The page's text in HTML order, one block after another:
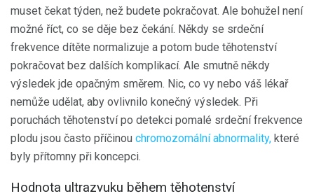
muset čekat týden, než budete pokračovat. Ale bohužel není
možné říct, co se děje bez čekání. Někdy se srdeční
frekvence dítěte normalizuje a potom bude těhotenství
pokračovat bez dalších komplikací. Ale smutně někdy
výsledek jde opačným směrem. Nic, co vy nebo váš lékař
nemůže udělat, aby ovlivnilo konečný výsledek. Při
poruchách těhotenství po detekci pomalé srdeční frekvence
plodu jsou často příčinou chromozomální abnormality, které
byly přítomny při koncepci.
Hodnota ultrazvuku během těhotenství